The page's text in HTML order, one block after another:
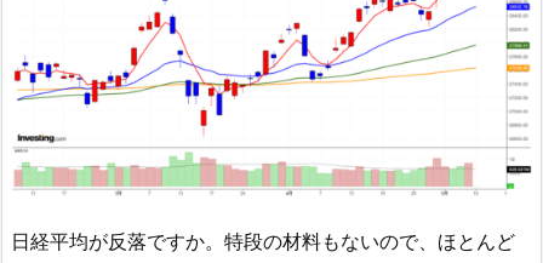
日経平均が反落ですか。特段の材料もないので、ほとんど